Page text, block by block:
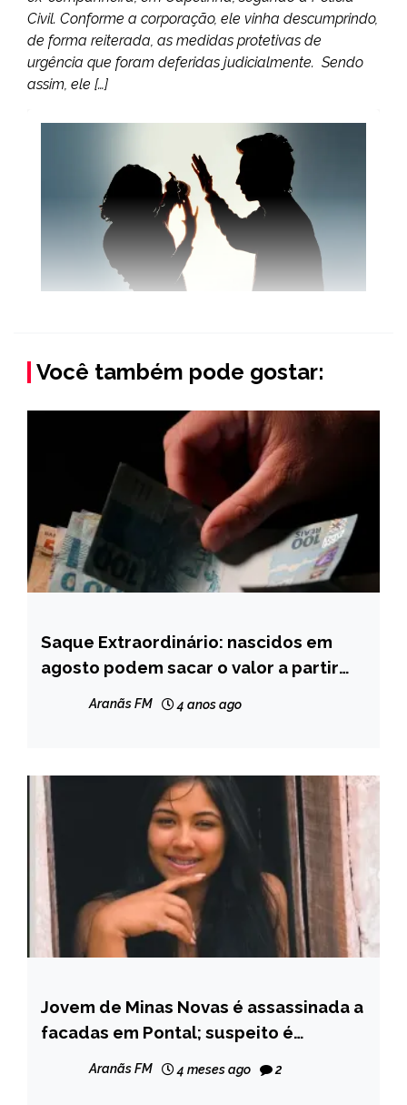
Civil. Conforme a corporação, ele vinha descumprindo,
de forma reiterada, as medidas protetivas de
urgência que foram deferidas judicialmente. Sendo
assim, ele […]
Você também pode gostar:
BRASIL
NOTÍCIAS
Saque Extraordinário: nascidos em
agosto podem sacar o valor a partir
Aranãs FM 4 anos ago
BRASIL
MINAS
Jovem de Minas Novas é assassinada a
facadas em Pontal; suspeito é
Aranãs FM 4 meses ago 2